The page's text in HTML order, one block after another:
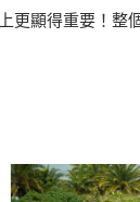
更顯得重要！整